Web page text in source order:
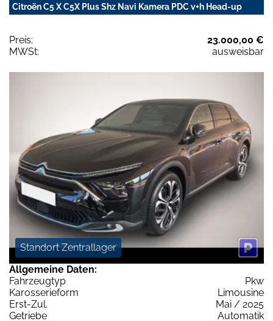
Citroën C5 X C5X Plus Shz Navi Kamera PDC v+h Head-up
Preis:
23.000,00 €
MWSt:
ausweisbar
Standort Zentrallager
Allgemeine Daten:
Fahrzeugtyp
Pkw
Karosserieform
Limousine
Erst-Zul.
Mai / 2025
Getriebe
Automatik